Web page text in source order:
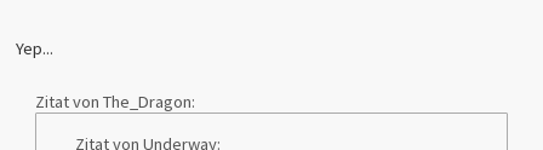
Yep...
Zitat von The_Dragon:
Zitat von Underway: